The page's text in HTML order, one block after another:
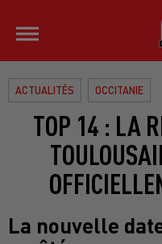
ACTUALITÉS OCCITANIE
TOP 14 : LA
La nouvelle